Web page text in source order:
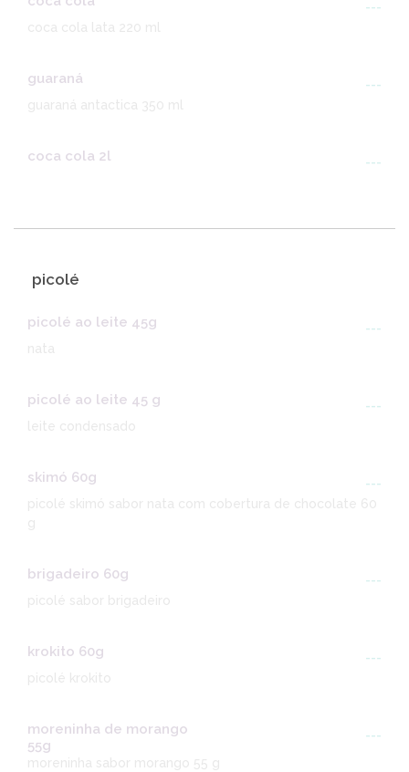
---
coca cola lata 220 ml
guaraná
---
guaraná antactica 350 ml
coca cola 2l ---
picolé
picolé ao leite 45g
---
picolé ao leite 45 g
---
leite condensado
skimó 60g
---
picolé skimó sabor nata com cobertura de chocolate 60
brigadeiro 60g
---
picolé sabor brigadeiro
krokito 60g
---
picolé krokito
moreninha de morango
55g
---
moreninha sabor morango 55 g